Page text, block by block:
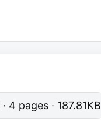
pages · 187.81KB